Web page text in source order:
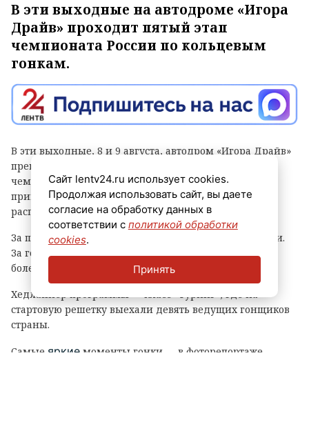
В эти выходные на автодроме «Игора
Драйв» проходит пятый этап
чемпионата России по кольцевым
гонкам.
В эти выходные, 8 и 9 августа, автодром «Игора Драйв»
превратился в эпицентр главного кольцевого
чемпионата страны. Пятый этап престижной серии
принимает «Гатчинская дорожка», которая уже
распахнула ворота для зрителей и участников.
За победу будут бороться сильнейшие пилоты России.
За гонками наблюдают тысячи преданных
болельщиков.
Хедлайнер программы — класс «Туринг», где на
стартовую решетку выехали девять ведущих гонщиков
страны.
Самые яркие моменты гонки — в фоторепортаже
Сайт lentv24.ru использует cookies.
Продолжая использовать сайт, вы даете
согласие на обработку данных в
соответствии с политикой обработки
cookies.
Принять